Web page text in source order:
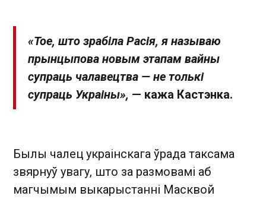
«Тое, што зрабіла Расія, я называю
прынцыпова новым этапам вайны
супраць чалавецтва — не толькі
супраць Украіны», — кажа Кастэнка.
Былы чалец украінскага ўрада таксама
звярнуў увагу, што за размовамі аб
магчымым выкарыстанні Масквой